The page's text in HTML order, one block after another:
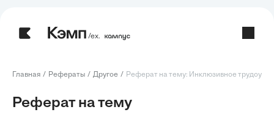
/ех.
Главная Рефераты Другое Реферат на тему: Инклюзивное
Реферат на тему